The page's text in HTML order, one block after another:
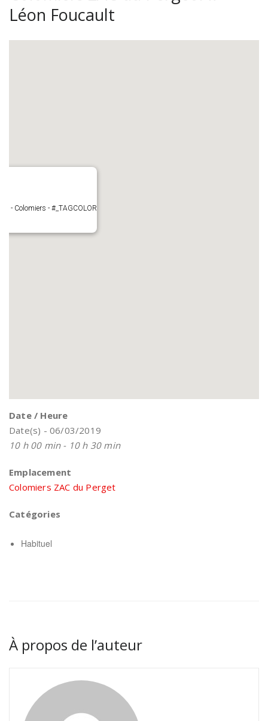
Léon Foucault
- Colomiers - #_TAGCOLOR
Date / Heure
Date(s) - 06/03/2019
10 h 00 min - 10 h 30 min
Emplacement
Colomiers ZAC du Perget
Catégories
Habituel
À propos de l’auteur